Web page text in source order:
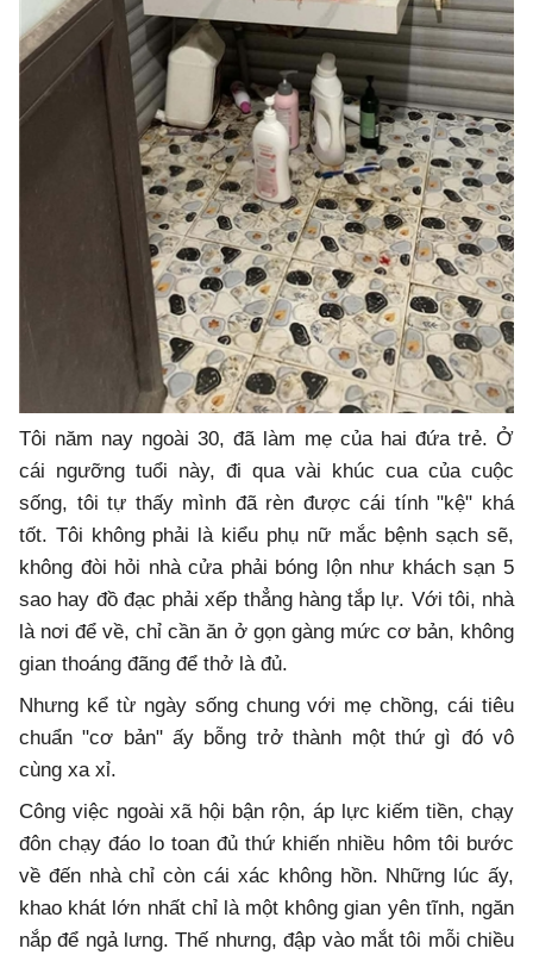
Tôi năm nay ngoài 30, đã làm mẹ của hai đứa trẻ. Ở
cái ngưỡng tuổi này, đi qua vài khúc cua của cuộc
sống, tôi tự thấy mình đã rèn được cái tính "kệ" khá
tốt. Tôi không phải là kiểu phụ nữ mắc bệnh sạch sẽ,
không đòi hỏi nhà cửa phải bóng lộn như khách sạn 5
sao hay đồ đạc phải xếp thẳng hàng tắp lự. Với tôi, nhà
là nơi để về, chỉ cần ăn ở gọn gàng mức cơ bản, không
gian thoáng đãng để thở là đủ.
Nhưng kể từ ngày sống chung với mẹ chồng, cái tiêu
chuẩn "cơ bản" ấy bỗng trở thành một thứ gì đó vô
cùng xa xỉ.
Công việc ngoài xã hội bận rộn, áp lực kiếm tiền, chạy
đôn chạy đáo lo toan đủ thứ khiến nhiều hôm tôi bước
về đến nhà chỉ còn cái xác không hồn. Những lúc ấy,
khao khát lớn nhất chỉ là một không gian yên tĩnh, ngăn
nắp để ngả lưng. Thế nhưng, đập vào mắt tôi mỗi chiều